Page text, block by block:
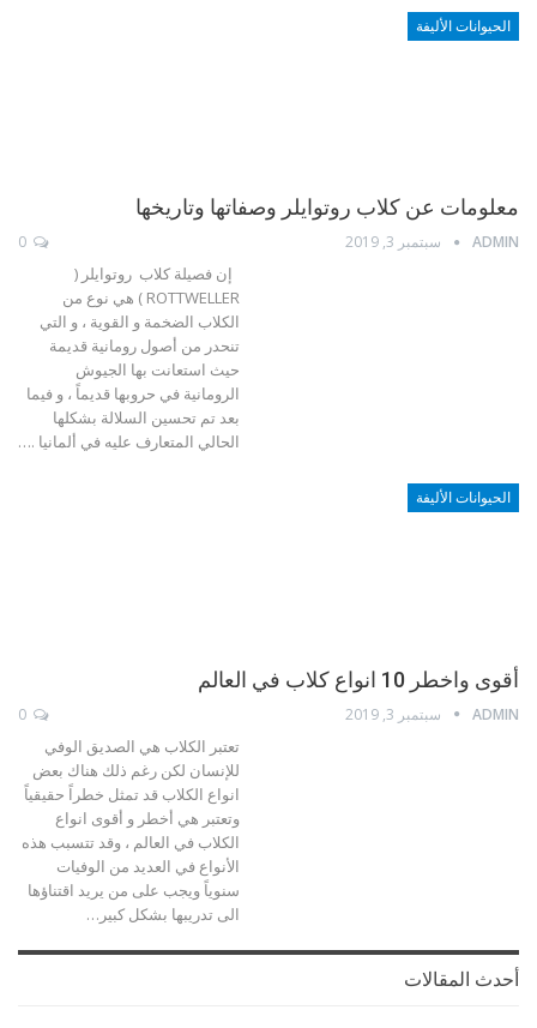
الحيوانات الأليفة
معلومات عن كلاب روتوايلر وصفاتها وتاريخها
ADMIN سبتمبر 3, 2019
إن فصيلة كلاب روتوايلر (
ROTTWELLER ) هي نوع من
الكلاب الضخمة و القوية ، و التي
تنحدر من أصول رومانية قديمة
حيث استعانت بها الجيوش
الرومانية في حروبها قديماً ، و فيما
بعد تم تحسين السلالة بشكلها
الحالي المتعارف عليه في ألمانيا .…
الحيوانات الأليفة
أقوى واخطر 10 انواع كلاب في العالم
ADMIN سبتمبر 3, 2019
تعتبر الكلاب هي الصديق الوفي
للإنسان لكن رغم ذلك هناك بعض
انواع الكلاب قد تمثل خطراً حقيقياً
وتعتبر هي أخطر و أقوى انواع
الكلاب في العالم ، وقد تتسبب هذه
الأنواع في العديد من الوفيات
سنوياً ويجب على من يريد اقتناؤها
الى تدريبها بشكل كبير…
أحدث المقالات